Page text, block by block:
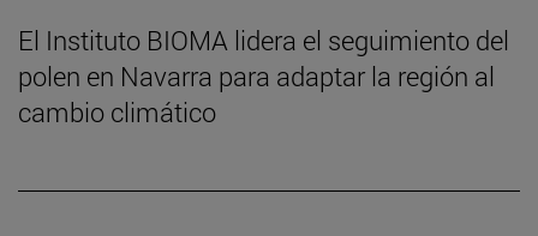
El Instituto BIOMA lidera el seguimiento del
polen en Navarra para adaptar la región al
cambio climático